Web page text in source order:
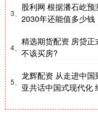
3、
股利网 根据潘石屹
2030年还能值多少钱
4、
精选期货配资 房贷
不该买房?
5、
龙辉配资 从走进中
亚共话中国式现代化